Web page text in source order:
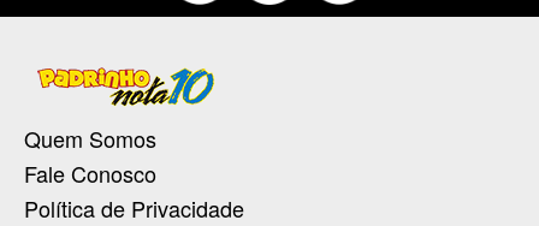
Quem Somos
Fale Conosco
Política de Privacidade